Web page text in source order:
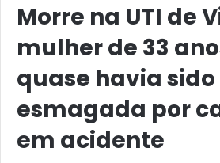
Morre na UTI de
mulher de 33
quase havia sido
esmagada por
em acidente